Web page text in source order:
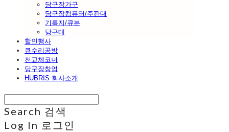
당구장가구
당구장컴퓨터/주판대
기록지/큐분
당구대
할인행사
큐수리공방
천교체코너
당구장창업
HUBRIS 회사소개
Search 검색
Log In 로그인